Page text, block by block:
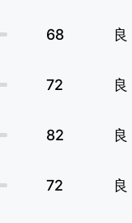
68 良
72 良
82 良
72 良